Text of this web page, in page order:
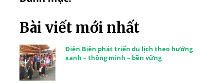
Bài viết mới nhất
Điện Biên phát triển du lịch theo hướng
xanh – thông minh – bền vững